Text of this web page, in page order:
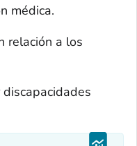
médica.
relación a los